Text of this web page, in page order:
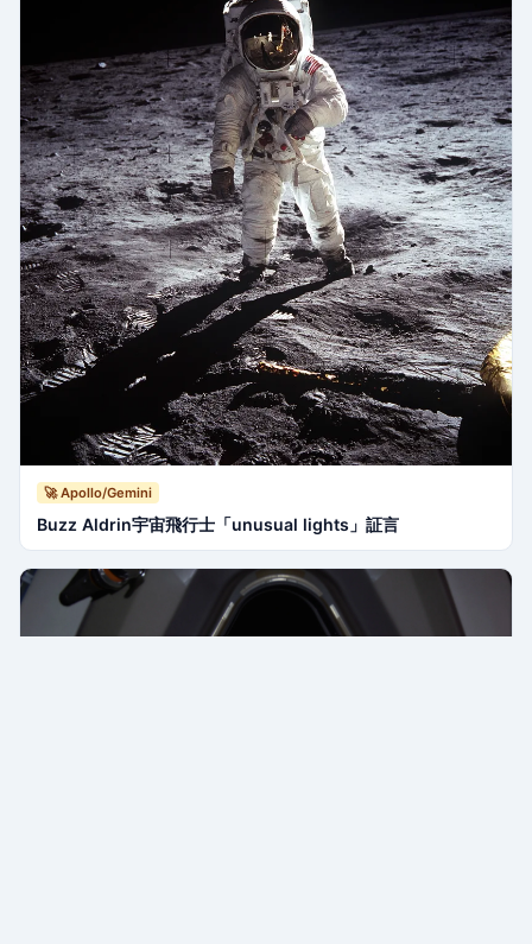
🚀 Apollo/Gemini
Buzz Aldrin宇宙飛行士「unusual lights」証言